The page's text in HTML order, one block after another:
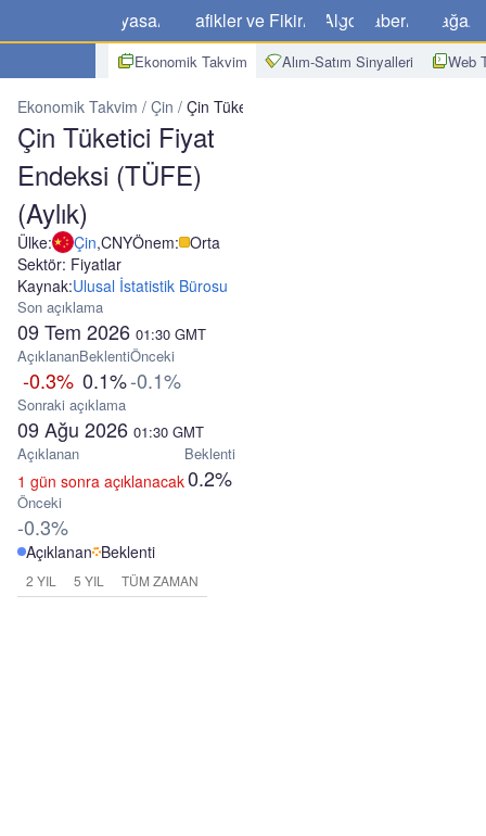
Piyasalar Grafikler ve Fikirler Algo Haberler Mağaza
Ekonomik Takvim Alım-Satım Sinyalleri Web
Ekonomik Takvim Çin Çin Tüketici Fiyat Endeksi (TÜFE) (Aylık)
Çin Tüketici Fiyat
Endeksi (TÜFE)
(Aylık)
Ülke: Çin,CNYÖnem: Orta
Sektör: Fiyatlar
Kaynak:Ulusal İstatistik Bürosu
Son açıklama
09 Tem 2026 01:30 GMT
Açıklanan
-0.3%
Beklenti
0.1%
Önceki
-0.1%
Sonraki açıklama
09 Ağu 2026 01:30 GMT
Açıklanan
1 gün sonra açıklanacak
Beklenti
0.2%
Önceki
-0.3%
Açıklanan Beklenti
2 YIL 5 YIL TÜM ZAMAN